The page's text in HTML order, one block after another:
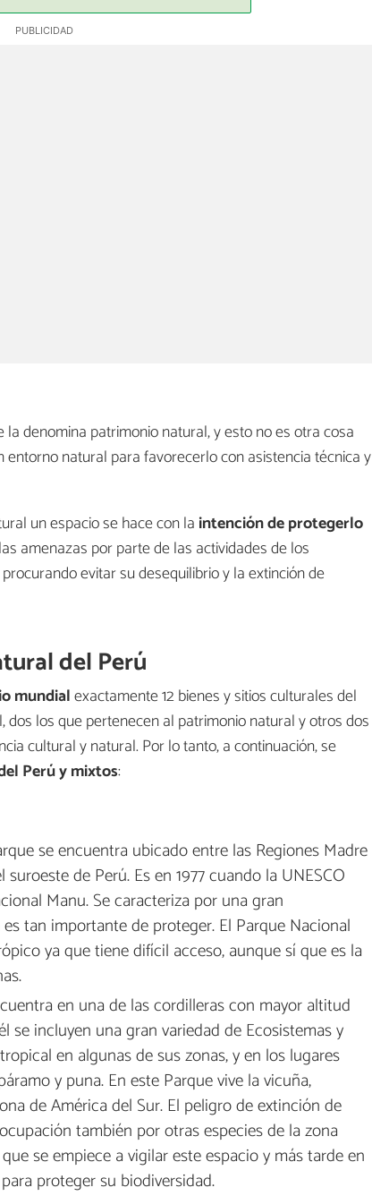
la denomina patrimonio natural, y esto no es otra cosa
natural para favorecerlo con asistencia técnica y
un espacio se hace con la intención de protegerlo
amenazas por parte de las actividades de los
evitar su desequilibrio y la extinción de
del Perú
mundialexactamente 12 bienes y sitios culturales del
dos los que pertenecen al patrimonio natural y otros dos
cultural y natural. Por lo tanto, a continuación, se
Perú y mixtos:
se encuentra ubicado entre las Regiones Madre
de Perú. Es en 1977 cuando la UNESCO
Manu. Se caracteriza por una gran
tan importante de proteger. El Parque Nacional
ya que tiene difícil acceso, aunque sí que es la
en una de las cordilleras con mayor altitud
se incluyen una gran variedad de Ecosistemas y
en algunas de sus zonas, y en los lugares
y puna. En este Parque vive la vicuña,
de América del Sur. El peligro de extinción de
también por otras especies de la zona
se empiece a vigilar este espacio y más tarde en
proteger su biodiversidad.